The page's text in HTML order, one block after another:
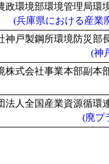
政環境部環境管理局環
(兵庫県における産業
戸製鋼所環境防災部
(神
株式会社事業本部副本
人全国産業資源循環
(廃プ